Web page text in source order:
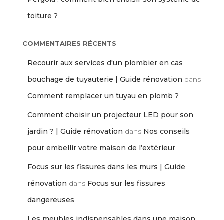
toiture ?
COMMENTAIRES RÉCENTS
Recourir aux services d'un plombier en cas
bouchage de tuyauterie | Guide rénovation dans
Comment remplacer un tuyau en plomb ?
Comment choisir un projecteur LED pour son
jardin ? | Guide rénovation dans Nos conseils
pour embellir votre maison de l’extérieur
Focus sur les fissures dans les murs | Guide
rénovation dans Focus sur les fissures
dangereuses